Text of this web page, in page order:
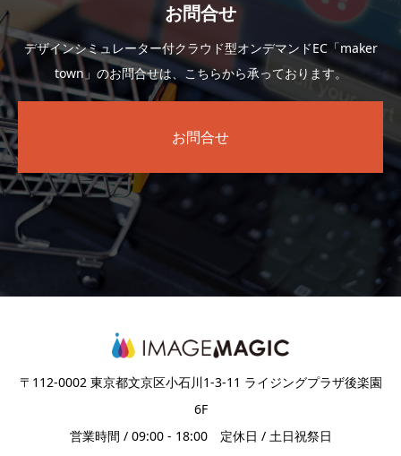
お問合せ
デザインシミュレーター付クラウド型オンデマンドEC「maker
town」のお問合せは、こちらから承っております。
お問合せ
〒112-0002 東京都文京区小石川1-3-11 ライジングプラザ後楽園
6F
営業時間 / 09:00 - 18:00 定休日 / 土日祝祭日